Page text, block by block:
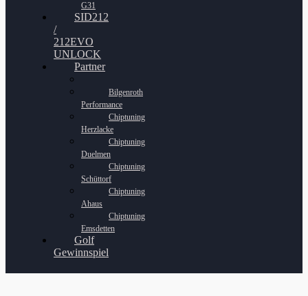
G31
SID212
/
212EVO
UNLOCK
Partner
Bilgenroth
Performance
Chiptuning
Herzlacke
Chiptuning
Duelmen
Chiptuning
Schüttorf
Chiptuning
Ahaus
Chiptuning
Emsdetten
Golf
Gewinnspiel